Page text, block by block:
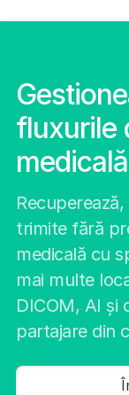
fluxurile
medicală
trimite fără
medicală cu
mai multe
DICOM, AI și
partajare din